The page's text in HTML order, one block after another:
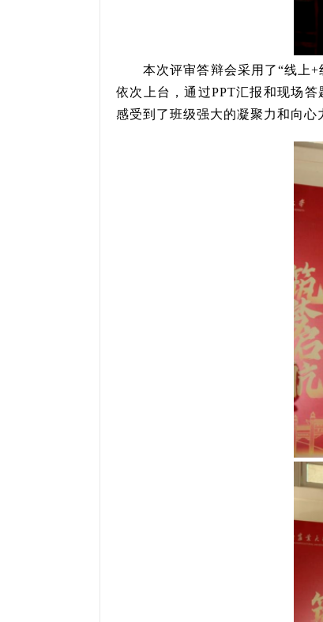
本次评审答辩会采用了“线上
依次上台，通过PPT汇报和现场
感受到了班级强大的凝聚力和向心